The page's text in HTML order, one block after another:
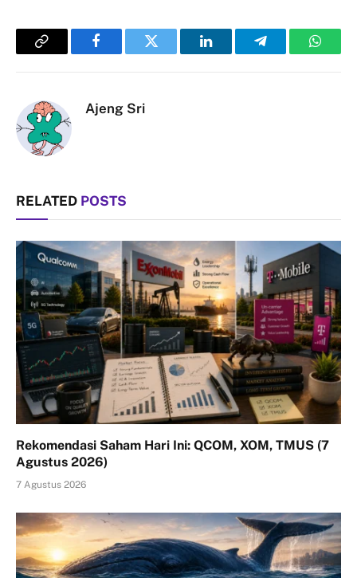
Copy
FacebookTwitter LinkedInTelegram
Ajeng Sri
RELATED POSTS
Rekomendasi Saham Hari Ini: QCOM, XOM, TMUS (7
Agustus 2026)
7 Agustus 2026